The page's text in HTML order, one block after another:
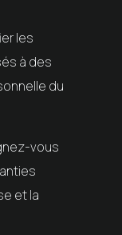
les
à des
du
vous
et la